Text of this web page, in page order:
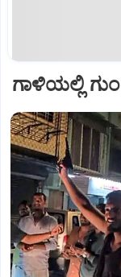
ಗಾಳಿಯಲ್ಲಿ